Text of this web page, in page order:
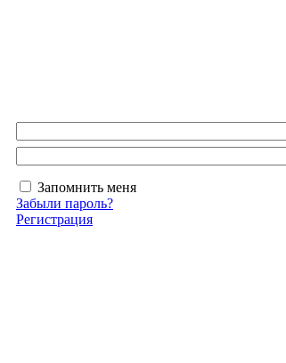
Запомнить меня
Забыли пароль?
Регистрация